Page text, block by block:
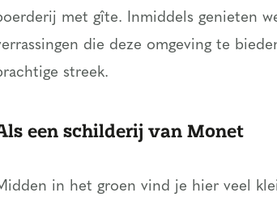
met gîte. Inmiddels genieten
die deze omgeving te
streek.
een schilderij van Monet
in het groen vind je hier veel